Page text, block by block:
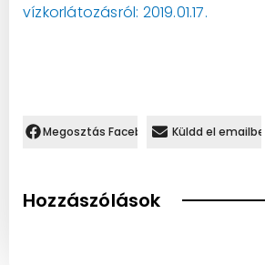
Megosztás Facebookon.Küldd el emailben
Hozzászólások